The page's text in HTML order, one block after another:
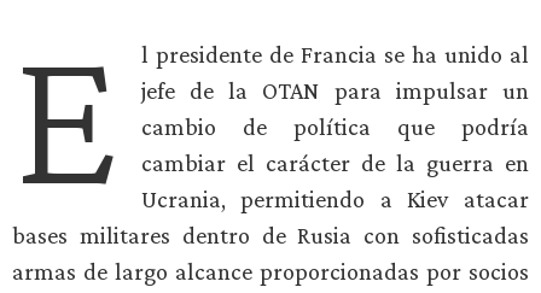
E
l presidente de Francia se ha unido al
jefe de la OTAN para impulsar un
cambio de política que podría
cambiar el carácter de la guerra en
Ucrania, permitiendo a Kiev atacar
bases militares dentro de Rusia con sofisticadas
armas de largo alcance proporcionadas por socios